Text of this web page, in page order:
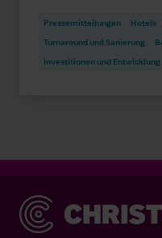
Pressemitteilungen Hotels
Turnaround und Sanierung
Investitionen und Entwicklung
Christie & Co